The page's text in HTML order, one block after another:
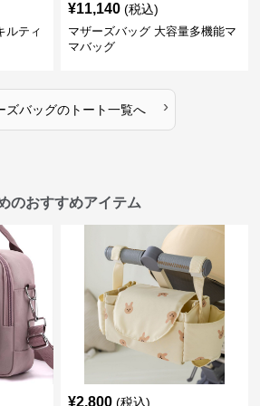
ルティ
¥11,140 (税込)
マザーズバッグ 大容量多機能マ
マバッグ
ズバッグのトート一覧へ ›
のおすすめアイテム
¥2,800 (税込)